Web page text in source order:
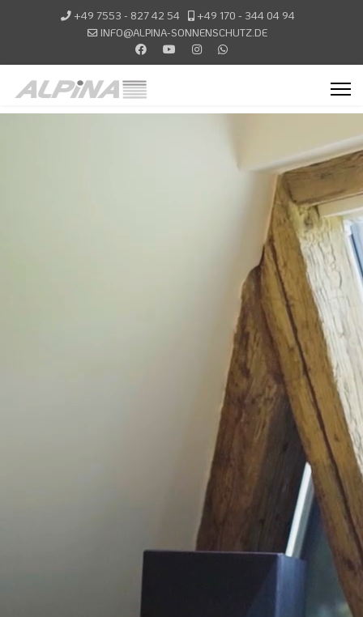
+49 7553 - 827 42 54
+49 170 - 344 04 94
INFO@ALPINA-SONNENSCHUTZ.DE